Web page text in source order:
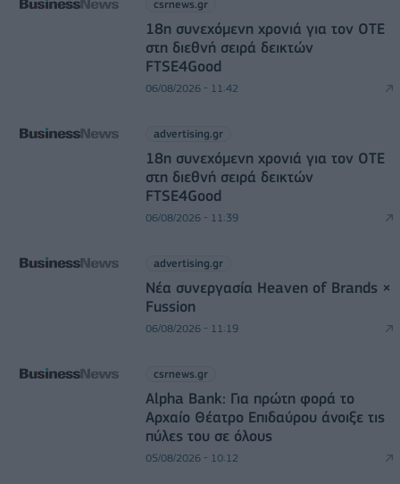
csrnews.gr
18η συνεχόμενη χρονιά για τον ΟΤΕ
στη διεθνή σειρά δεικτών
FTSE4Good
06/08/2026 - 11:42
advertising.gr
18η συνεχόμενη χρονιά για τον ΟΤΕ
στη διεθνή σειρά δεικτών
FTSE4Good
06/08/2026 - 11:39
advertising.gr
Νέα συνεργασία Heaven of Brands ×
Fussion
06/08/2026 - 11:19
csrnews.gr
Alpha Bank: Για πρώτη φορά το
Αρχαίο Θέατρο Επιδαύρου άνοιξε τις
πύλες του σε όλους
05/08/2026 - 10:12